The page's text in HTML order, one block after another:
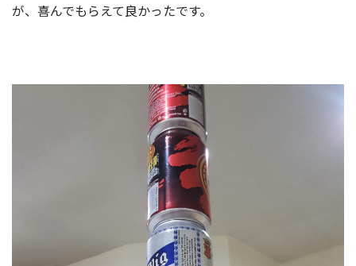
が、喜んでもらえて良かったです。